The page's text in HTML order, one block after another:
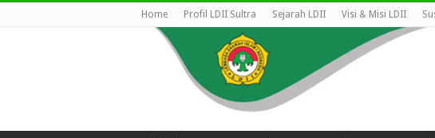
Home Profil LDII Sultra Sejarah LDII Visi & Misi LDII